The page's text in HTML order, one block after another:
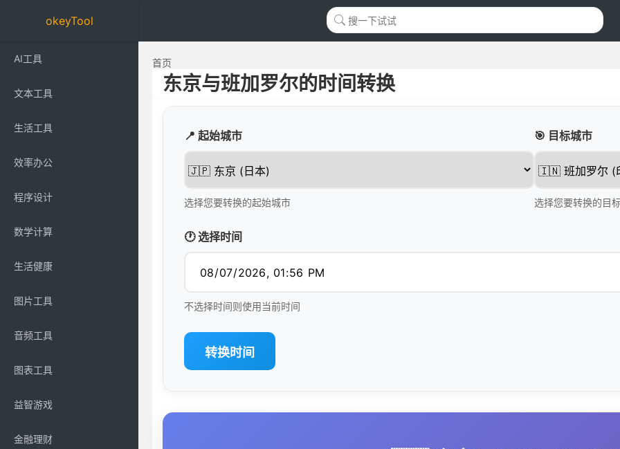
okeyTool
AI工具
文本工具
生活工具
效率办公
程序设计
数学计算
生活健康
图片工具
音频工具
图表工具
益智游戏
金融理财
首页
东京与班加罗尔的时间转换
📍 起始城市
选择您要转换的起始城市
🎯 目标城市
选择您要转换的目
🕐 选择时间
不选择时间则使用当前时间
转换时间